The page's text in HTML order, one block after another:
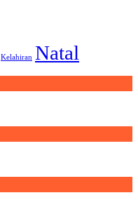
Kelahiran Natal